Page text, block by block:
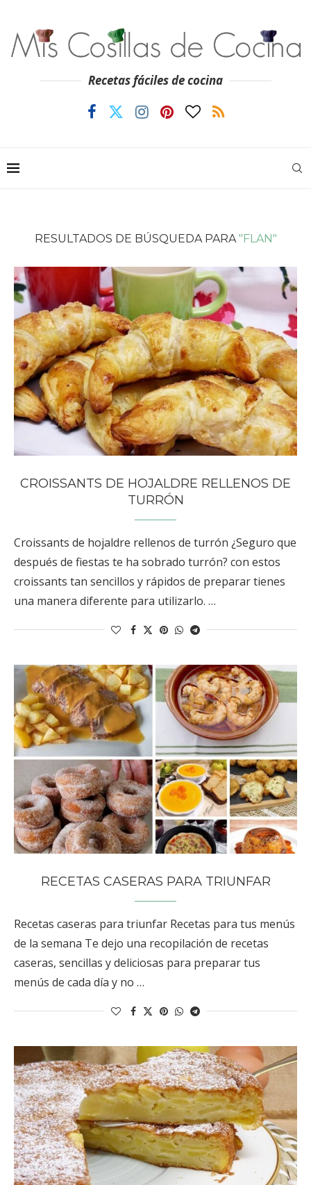
Recetas fáciles de cocina
RESULTADOS DE BÚSQUEDA PARA "FLAN"
CROISSANTS DE HOJALDRE RELLENOS DE
TURRÓN
Croissants de hojaldre rellenos de turrón ¿Seguro que
después de fiestas te ha sobrado turrón? con estos
croissants tan sencillos y rápidos de preparar tienes
una manera diferente para utilizarlo. …
RECETAS CASERAS PARA TRIUNFAR
Recetas caseras para triunfar Recetas para tus menús
de la semana Te dejo una recopilación de recetas
caseras, sencillas y deliciosas para preparar tus
menús de cada día y no …